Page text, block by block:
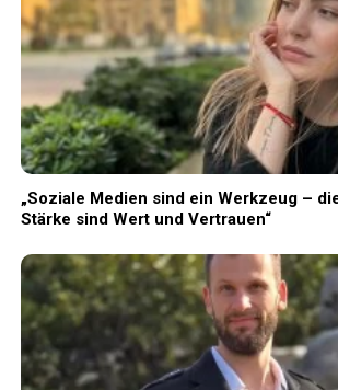
„Soziale Medien sind ein Werkzeug –
Stärke sind Wert und Vertrauen“